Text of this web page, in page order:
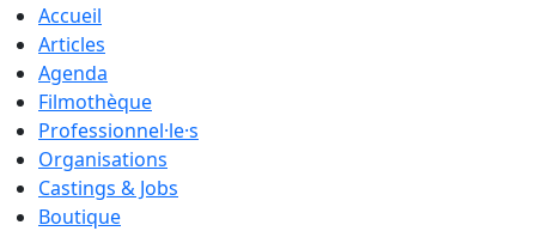
Accueil
Articles
Agenda
Filmothèque
Professionnel·le·s
Organisations
Castings & Jobs
Boutique